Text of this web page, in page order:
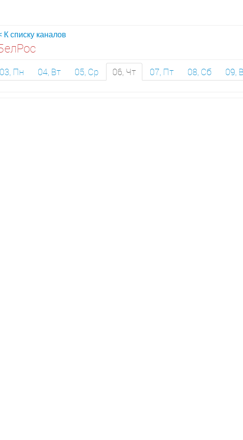
К списку каналов
03, Пн 04, Вт 05, Ср 06, Чт 07, Пт 08, Сб 09,